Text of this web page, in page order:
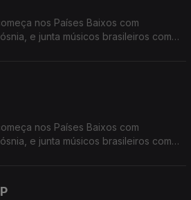
nos Países Baixos com
e junta músicos brasileiros com
nos Países Baixos com
e junta músicos brasileiros com